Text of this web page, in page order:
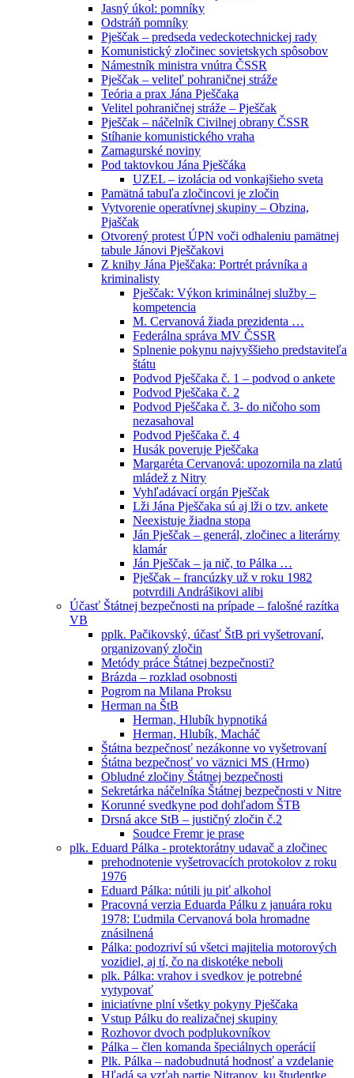
Jasný úkol: pomníky
Odstráň pomníky
Pješčak – predseda vedeckotechnickej rady
Komunistický zločinec sovietskych spôsobov
Námestník ministra vnútra ČSSR
Pješčak – veliteľ pohraničnej stráže
Teória a prax Jána Pješčaka
Velitel pohraničnej stráže – Pješčak
Pješčak – náčelník Civilnej obrany ČSSR
Stíhanie komunistického vraha
Zamagurské noviny
Pod taktovkou Jána Pješčáka
UZEL – izolácia od vonkajšieho sveta
Pamätná tabuľa zločincovi je zločin
Vytvorenie operatívnej skupiny – Obzina,
Pjaščak
Otvorený protest ÚPN voči odhaleniu pamätnej
tabule Jánovi Pješčakovi
Z knihy Jána Pješčaka: Portrét právníka a
kriminalisty
Pješčak: Výkon kriminálnej služby –
kompetencia
M. Cervanová žiada prezidenta …
Federálna správa MV ČSSR
Splnenie pokynu najvyššieho predstaviteľa
štátu
Podvod Pješčaka č. 1 – podvod o ankete
Podvod Pješčaka č. 2
Podvod Pješčaka č. 3- do ničoho som
nezasahoval
Podvod Pješčaka č. 4
Husák poveruje Pješčaka
Margaréta Cervanová: upozornila na zlatú
mládež z Nitry
Vyhľadávací orgán Pješčak
Lži Jána Pješčaka sú aj lži o tzv. ankete
Neexistuje žiadna stopa
Ján Pješčak – generál, zločinec a literárny
klamár
Ján Pješčak – ja nič, to Pálka …
Pješčak – francúzky už v roku 1982
potvrdili Andrášikovi alibi
Účasť Štátnej bezpečnosti na prípade – falošné razítka
VB
pplk. Pačikovský, účasť ŠtB pri vyšetrovaní,
organizovaný zločin
Metódy práce Štátnej bezpečnosti?
Brázda – rozklad osobnosti
Pogrom na Milana Proksu
Herman na ŠtB
Herman, Hlubík hypnotiká
Herman, Hlubík, Macháč
Štátna bezpečnosť nezákonne vo vyšetrovaní
Śtátna bezpečnosť vo väznici MS (Hrmo)
Obludné zločiny Štátnej bezpečnosti
Sekretárka náčelníka Štátnej bezpečnosti v Nitre
Korunné svedkyne pod dohľadom ŠTB
Drsná akce StB – justičný zločin č.2
Soudce Fremr je prase
plk. Eduard Pálka - protektorátny udavač a zločinec
prehodnotenie vyšetrovacích protokolov z roku
1976
Eduard Pálka: nútili ju piť alkohol
Pracovná verzia Eduarda Pálku z januára roku
1978: Ľudmila Cervanová bola hromadne
znásilnená
Pálka: podozriví sú všetci majitelia motorových
vozidiel, aj tí, čo na diskotéke neboli
plk. Pálka: vrahov i svedkov je potrebné
vytypovať
iniciatívne plní všetky pokyny Pješčaka
Vstup Pálku do realizačnej skupiny
Rozhovor dvoch podplukovníkov
Pálka – člen komanda špeciálnych operácií
Plk. Pálka – nadobudnutá hodnosť a vzdelanie
Hľadá sa vzťah partie Nitranov, ku študentke